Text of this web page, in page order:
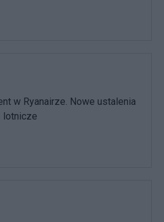
w Ryanairze. Nowe ustalenia
lotnicze